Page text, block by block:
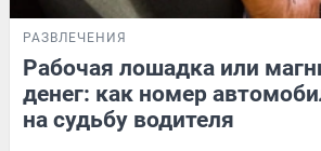
РАЗВЛЕЧЕНИЯ
Рабочая лошадка или
денег: как номер
на судьбу водителя